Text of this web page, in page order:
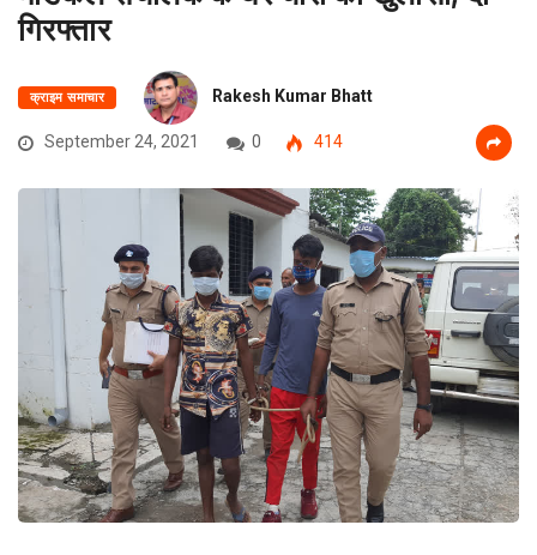
गिरफ्तार
क्राइम समाचार Rakesh Kumar Bhatt
September 24, 2021 0 414